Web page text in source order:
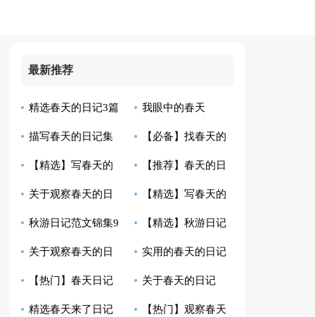
最新推荐
精选春天的日记3篇 我眼中的春天
描写春天的日记集
锦八篇
【必备】找春天的
日记4篇
【精选】写春天的
日记汇编7篇
【推荐】春天的日
记汇总10篇
关于观察春天的日
记
【精选】写春天的
日记4篇
秋游日记范文锦集9
篇
【精选】秋游日记
集锦十篇
关于观察春天的日
记5篇
实用的春天的日记
锦集6篇
【热门】春天日记
模板汇编6篇
关于春天的日记
【精】
精选春天来了日记 【热门】观察春天